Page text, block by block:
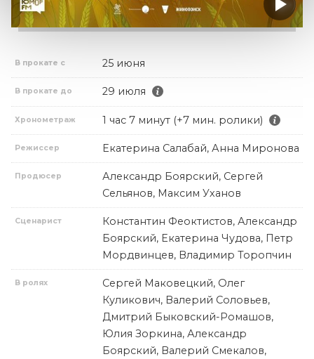
В прокате с 25 июня
В прокате до 29 июля
Хронометраж 1 час 7 минут (+7 мин. ролики)
Режиссер Екатерина Салабай, Анна Миронова
Продюсер
Александр Боярский, Сергей
Сельянов, Максим Уханов
Сценарист
Константин Феоктистов, Александр
Боярский, Екатерина Чудова, Петр
Мордвинцев, Владимир Торопчин
В ролях
Сергей Маковецкий, Олег
Куликович, Валерий Соловьев,
Дмитрий Быковский-Ромашов,
Юлия Зоркина, Александр
Боярский, Валерий Смекалов,